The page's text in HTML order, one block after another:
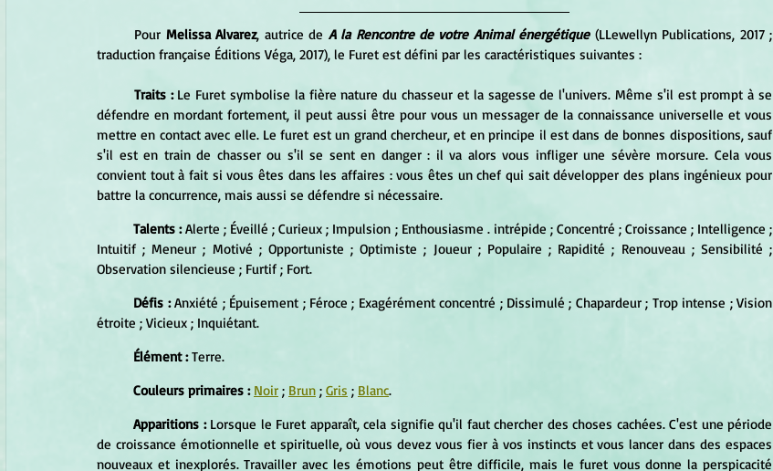
	Pour
Melissa Alvarez, autrice de A la Rencontre de votre Animal énergétique (LLewellyn Publications, 2017 ;
traduction française Éditions Véga, 2017), le Furet est défini par les caractéristiques suivantes :
Traits : Le Furet symbolise la fière nature du chasseur et la sagesse de l'univers. Même s'il est prompt à se
défendre en mordant fortement, il peut aussi être pour vous un messager de la connaissance universelle et vous
mettre en contact avec elle. Le furet est un grand chercheur, et en principe il est dans de bonnes dispositions, sauf
s'il est en train de chasser ou s'il se sent en danger : il va alors vous infliger une sévère morsure. Cela vous
convient tout à fait si vous êtes dans les affaires : vous êtes un chef qui sait développer des plans ingénieux pour
battre la concurrence, mais aussi se défendre si nécessaire.
Talents : Alerte ; Éveillé ; Curieux ; Impulsion ; Enthousiasme . intrépide ; Concentré ; Croissance ; Intelligence ;
Intuitif ; Meneur ; Motivé ; Opportuniste ; Optimiste ; Joueur ; Populaire ; Rapidité ; Renouveau ; Sensibilité ;
Observation silencieuse ; Furtif ; Fort.
Défis : Anxiété ; Épuisement ; Féroce ; Exagérément concentré ; Dissimulé ; Chapardeur ; Trop intense ; Vision
étroite ; Vicieux ; Inquiétant.
Élément : Terre.
Couleurs primaires : Noir ; Brun ; Gris ; Blanc.
Apparitions : Lorsque le Furet apparaît, cela signifie qu'il faut chercher des choses cachées. C'est une période
de croissance émotionnelle et spirituelle, où vous devez vous fier à vos instincts et vous lancer dans des espaces
nouveaux et inexplorés. Travailler avec les émotions peut être difficile, mais le furet vous donne la perspicacité